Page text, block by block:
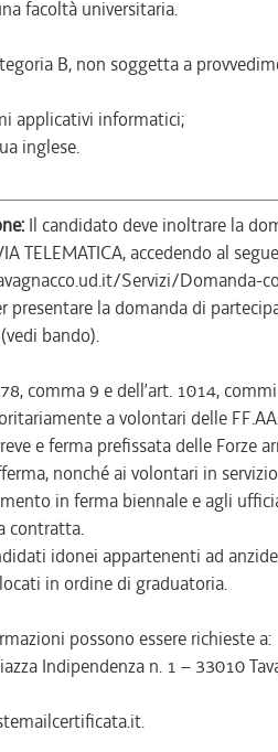
facoltà universitaria.
B, non soggetta a
applicativi informatici;
inglese.
Il candidato deve inoltrare la
TELEMATICA, accedendo al
Servizi/Domanda-
presentare la domanda di
bando).
comma 9 e dell’art. 1014,
a volontari delle
e ferma prefissata delle Forze
nonché ai volontari in
in ferma biennale e agli
contratta.
idonei appartenenti ad
in ordine di graduatoria.
possono essere richieste a:
Indipendenza n. 1 – 33010